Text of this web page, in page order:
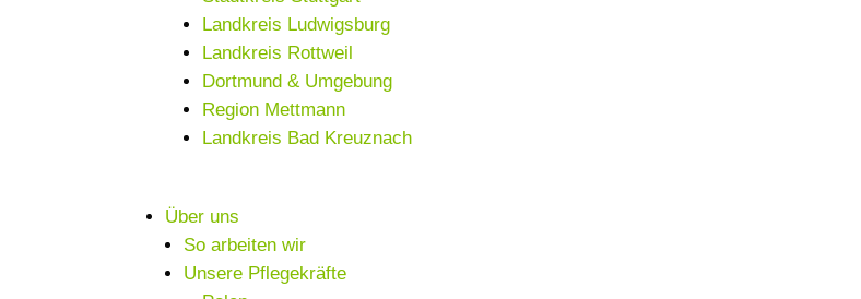
Landkreis Ludwigsburg
Landkreis Rottweil
Dortmund & Umgebung
Region Mettmann
Landkreis Bad Kreuznach
Über uns
So arbeiten wir
Unsere Pflegekräfte